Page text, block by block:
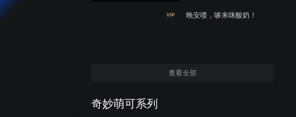
VIP 晚安喽，哆来咪酸奶！
查看全部
奇妙萌可系列